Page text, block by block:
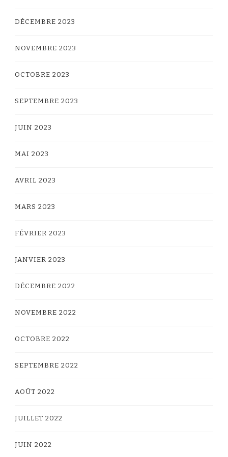
DÉCEMBRE 2023
NOVEMBRE 2023
OCTOBRE 2023
SEPTEMBRE 2023
JUIN 2023
MAI 2023
AVRIL 2023
MARS 2023
FÉVRIER 2023
JANVIER 2023
DÉCEMBRE 2022
NOVEMBRE 2022
OCTOBRE 2022
SEPTEMBRE 2022
AOÛT 2022
JUILLET 2022
JUIN 2022